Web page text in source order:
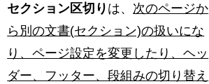
セクション区切り は、 次のページか
ら別の文書(セクション)の扱いにな
り、ページ設定を変更したり、ヘッ
ダー、フッター、段組みの切り替え